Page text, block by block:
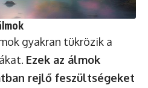
gyakran tükrözik a
Ezek az álmok
rejlő feszültségeket